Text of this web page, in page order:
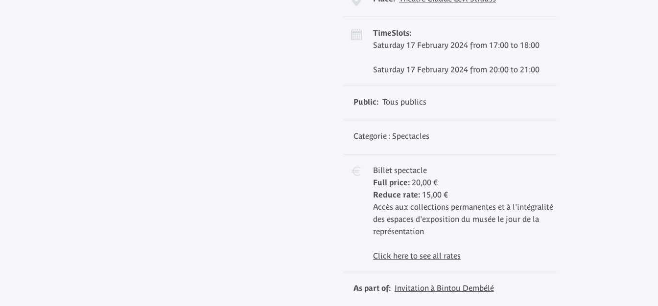
TimeSlots:
Saturday 17 February 2024 from 17:00 to 18:00
Saturday 17 February 2024 from 20:00 to 21:00
Public: Tous publics
Categorie : Spectacles
Billet spectacle
Full price: 20,00 €
Reduce rate: 15,00 €
Accès aux collections permanentes et à l'intégralité
des espaces d'exposition du musée le jour de la
représentation
Click here to see all rates
As part of: Invitation à Bintou Dembélé